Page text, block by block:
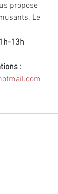
propose
Le
13h
: